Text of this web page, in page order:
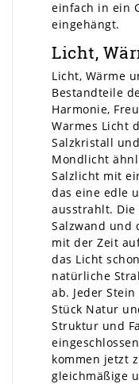
einfach in ein
eingehängt.
Licht,
Licht, Wärme
Bestandteile
Harmonie,
Warmes Licht
Salzkristall
Mondlicht
Salzlicht mit
das eine edle
ausstrahlt.
Salzwand und
mit der Zeit
das Licht
natürliche
ab. Jeder
Stück Natur
Struktur und
kommen jetzt
gleichmäßige